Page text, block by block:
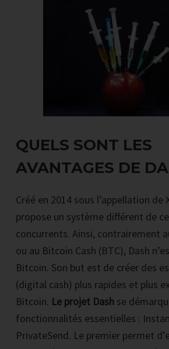
QUELS SONT LES
AVANTAGES DE
Créé en 2014 sous l’appellation de
propose un système différent de
concurrents. Ainsi, contrairement
ou au Bitcoin Cash (BTC), Dash
Bitcoin. Son but est de créer des
(digital cash) plus rapides et plus
Bitcoin. Le projet Dash se
fonctionnalités essentielles :
PrivateSend. Le premier permet